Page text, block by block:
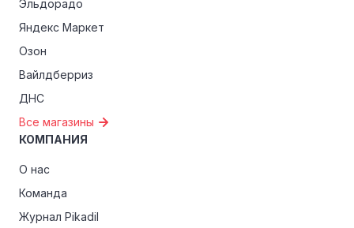
Эльдорадо
Яндекс Маркет
Озон
Вайлдберриз
ДНС
Все магазины
КОМПАНИЯ
О нас
Команда
Журнал Pikadil